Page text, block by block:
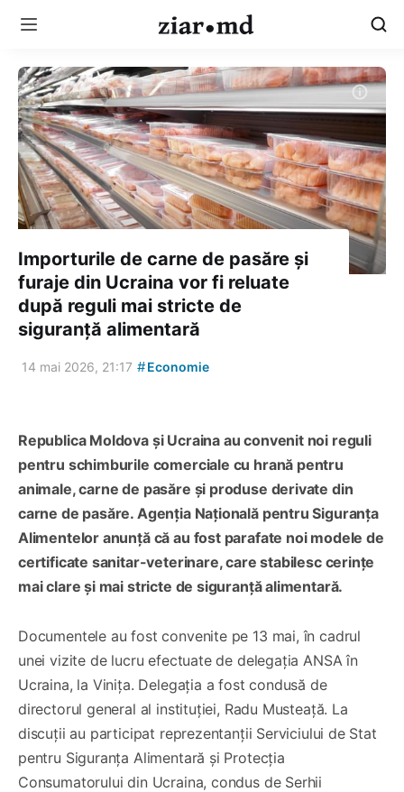
Importurile de carne de pasăre și
furaje din Ucraina vor fi reluate
după reguli mai stricte de
siguranță alimentară
14 mai 2026, 21:17 #Economie
Republica Moldova și Ucraina au convenit noi reguli
pentru schimburile comerciale cu hrană pentru
animale, carne de pasăre și produse derivate din
carne de pasăre. Agenția Națională pentru Siguranța
Alimentelor anunță că au fost parafate noi modele de
certificate sanitar-veterinare, care stabilesc cerințe
mai clare și mai stricte de siguranță alimentară.
Documentele au fost convenite pe 13 mai, în cadrul
unei vizite de lucru efectuate de delegația ANSA în
Ucraina, la Vinița. Delegația a fost condusă de
directorul general al instituției, Radu Musteață. La
discuții au participat reprezentanții Serviciului de Stat
pentru Siguranța Alimentară și Protecția
Consumatorului din Ucraina, condus de Serhii